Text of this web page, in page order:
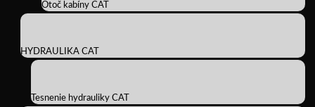
Otoč kabíny CAT
HYDRAULIKA CAT
Tesnenie hydrauliky CAT